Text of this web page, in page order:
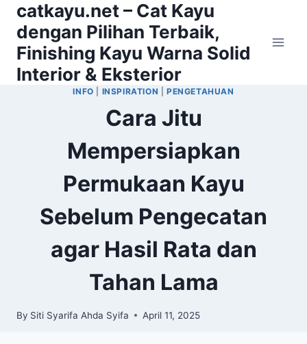
Skip
content
catkayu.net – Cat Kayu
dengan Pilihan Terbaik,
Finishing Kayu Warna Solid
Interior & Eksterior
INFO INSPIRATION PENGETAHUAN
Cara Jitu
Mempersiapkan
Permukaan Kayu
Sebelum Pengecatan
agar Hasil Rata dan
Tahan Lama
By Siti Syarifa Ahda Syifa April 11, 2025